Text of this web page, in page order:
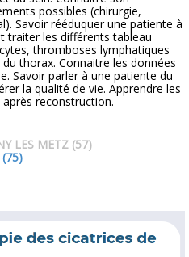
possibles (chirurgie,
Savoir rééduquer une patiente à
traiter les différents tableau
thromboses lymphatiques
thorax. Connaitre les données
Savoir parler à une patiente du
la qualité de vie. Apprendre les
après reconstruction.
LES METZ (57)